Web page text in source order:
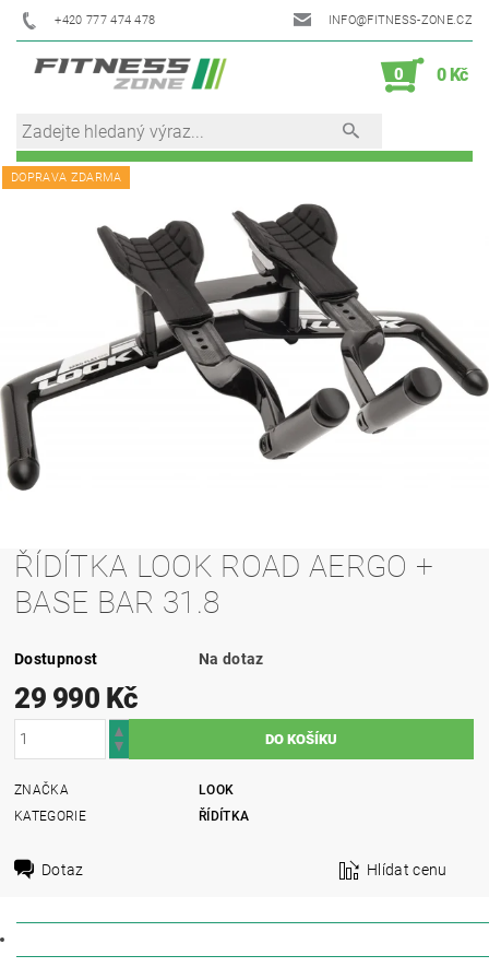
+420 777 474 478 INFO@FITNESS-ZONE.CZ
0 0 Kč
DOPRAVA ZDARMA
ŘÍDÍTKA LOOK ROAD AERGO +
BASE BAR 31.8
Dostupnost Na dotaz
29 990 Kč
ZNAČKA
LOOK
KATEGORIE
ŘÍDÍTKA
Dotaz Hlídat cenu